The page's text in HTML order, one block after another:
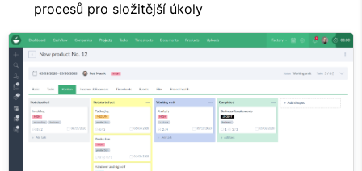
procesů pro složitější úkoly